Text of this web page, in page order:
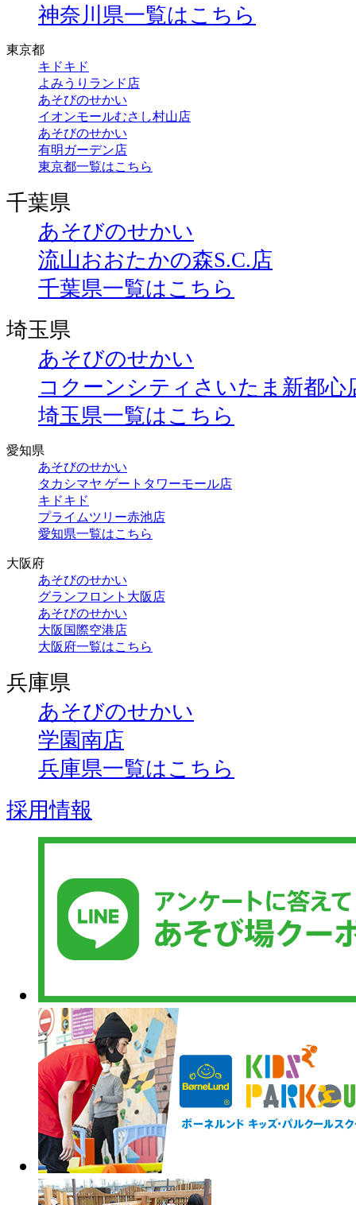
神奈川県一覧はこちら
東京都
キドキド
よみうりランド店
あそびのせかい
イオンモールむさし村山店
あそびのせかい
有明ガーデン店
東京都一覧はこちら
千葉県
あそびのせかい
流山おおたかの森S.C.店
千葉県一覧はこちら
埼玉県
あそびのせかい
コクーンシティさいたま新都心
埼玉県一覧はこちら
愛知県
あそびのせかい
タカシマヤ ゲートタワーモール店
キドキド
プライムツリー赤池店
愛知県一覧はこちら
大阪府
あそびのせかい
グランフロント大阪店
あそびのせかい
大阪国際空港店
大阪府一覧はこちら
兵庫県
あそびのせかい
学園南店
兵庫県一覧はこちら
採用情報